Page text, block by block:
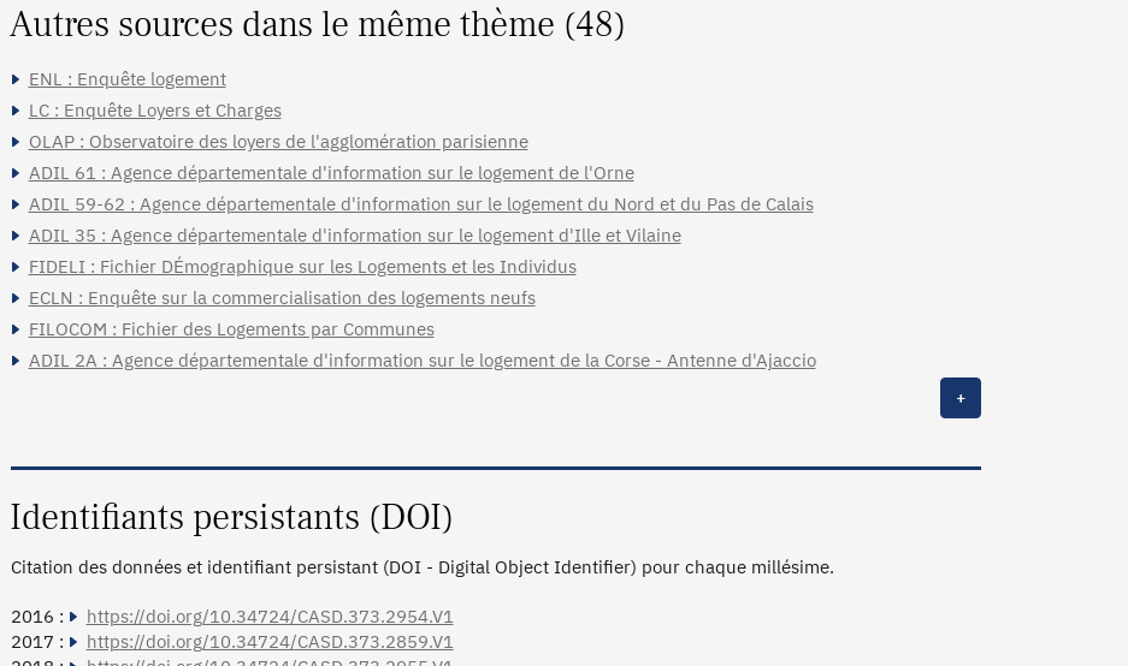
Autres sources dans le même thème (48)
ENL : Enquête logement
LC : Enquête Loyers et Charges
OLAP : Observatoire des loyers de l'agglomération parisienne
ADIL 61 : Agence départementale d'information sur le logement de l'Orne
ADIL 59-62 : Agence départementale d'information sur le logement du Nord et du Pas de Calais
ADIL 35 : Agence départementale d'information sur le logement d'Ille et Vilaine
FIDELI : Fichier DÉmographique sur les Logements et les Individus
ECLN : Enquête sur la commercialisation des logements neufs
FILOCOM : Fichier des Logements par Communes
ADIL 2A : Agence départementale d'information sur le logement de la Corse - Antenne d'Ajaccio
+
Identifiants persistants (DOI)
Citation des données et identifiant persistant (DOI - Digital Object Identifier) pour chaque millésime.
2016 :
https://doi.org/10.34724/CASD.373.2954.V1
2017 :
https://doi.org/10.34724/CASD.373.2859.V1